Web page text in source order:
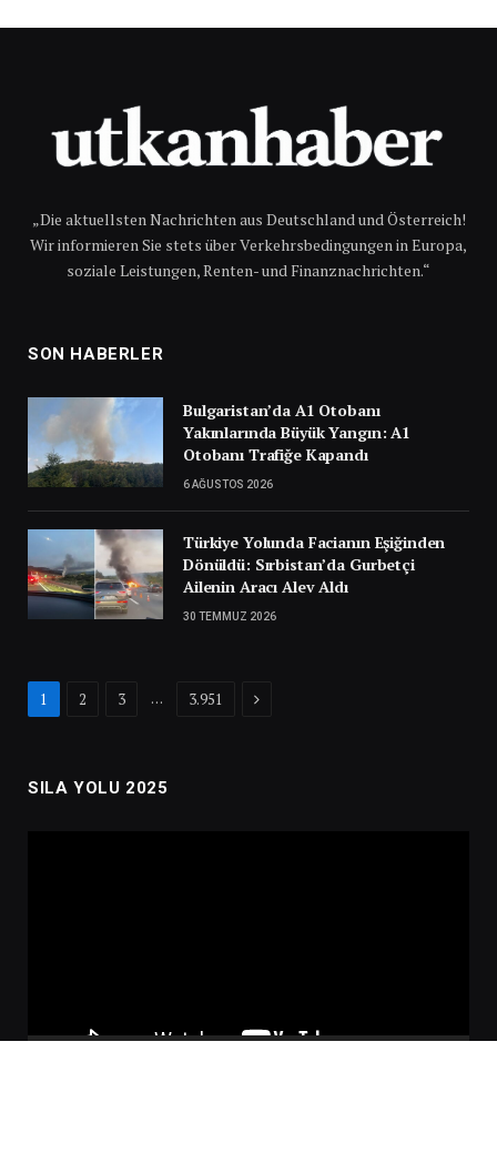
„Die aktuellsten Nachrichten aus Deutschland und Österreich!
Wir informieren Sie stets über Verkehrsbedingungen in Europa,
soziale Leistungen, Renten- und Finanznachrichten.“
SON HABERLER
Bulgaristan’da A1 Otobanı
Yakınlarında Büyük Yangın: A1
Otobanı Trafiğe Kapandı
6 AĞUSTOS 2026
Türkiye Yolunda Facianın Eşiğinden
Dönüldü: Sırbistan’da Gurbetçi
Ailenin Aracı Alev Aldı
30 TEMMUZ 2026
1 2 3 … 3.951 Next
SILA YOLU 2025